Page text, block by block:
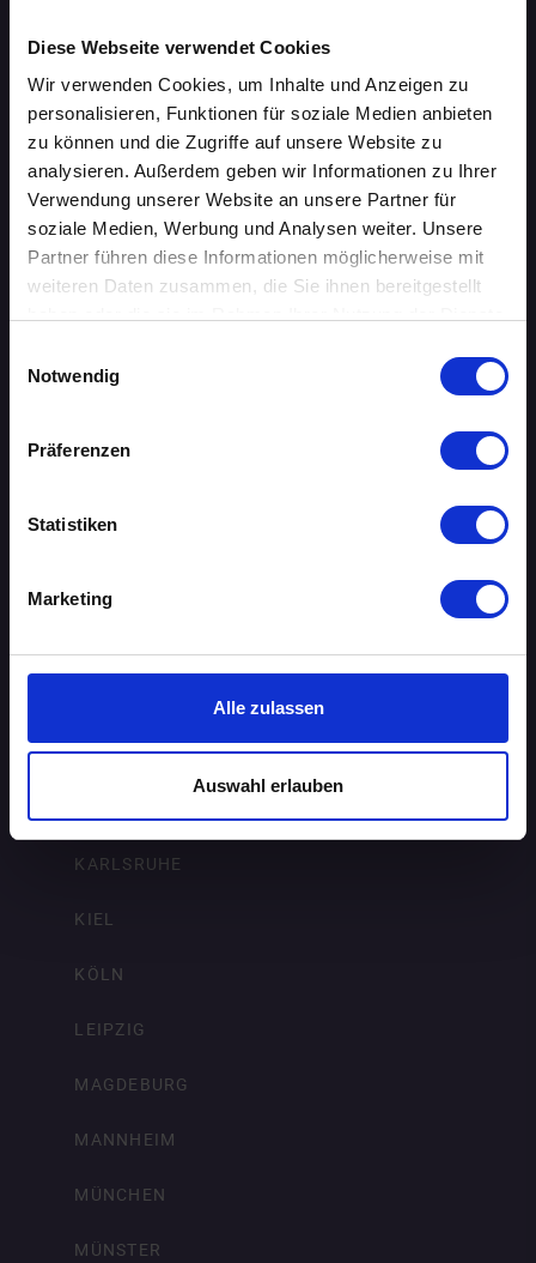
Diese Webseite verwendet Cookies
Wir verwenden Cookies, um Inhalte und Anzeigen zu
personalisieren, Funktionen für soziale Medien anbieten
zu können und die Zugriffe auf unsere Website zu
analysieren. Außerdem geben wir Informationen zu Ihrer
Verwendung unserer Website an unsere Partner für
soziale Medien, Werbung und Analysen weiter. Unsere
Partner führen diese Informationen möglicherweise mit
weiteren Daten zusammen, die Sie ihnen bereitgestellt
Notwendig
Präferenzen
Statistiken
Marketing
Alle zulassen
Auswahl erlauben
ÜBERSICHT
AACHEN
AUGSBURG
BERLIN
BRAUNSCHWEIG
DRESDEN
ERFURT
FREIBURG IM BREISGAU
HAMBURG
KARLSRUHE
KIEL
KÖLN
LEIPZIG
MAGDEBURG
MANNHEIM
MÜNCHEN
MÜNSTER